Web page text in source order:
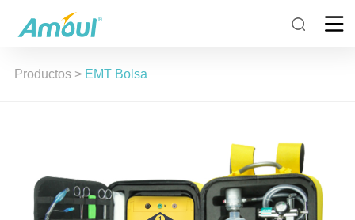
Productos> EMT Bolsa